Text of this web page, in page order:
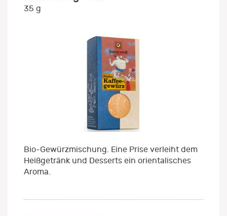
35 g
Bio-Gewürzmischung. Eine Prise verleiht dem
Heißgetränk und Desserts ein orientalisches
Aroma.